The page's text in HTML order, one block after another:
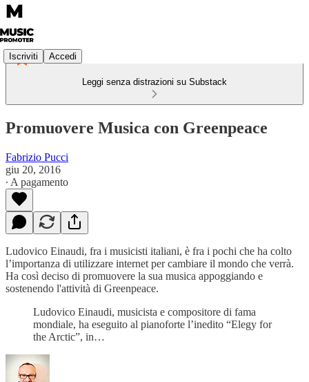
Iscriviti Accedi
Leggi senza distrazioni su Substack
Promuovere Musica con Greenpeace
Fabrizio Pucci
giu 20, 2016
∙ A pagamento
Ludovico Einaudi, fra i musicisti italiani, è fra i pochi che ha colto
l’importanza di utilizzare internet per cambiare il mondo che verrà.
Ha così deciso di promuovere la sua musica appoggiando e
sostenendo l'attività di Greenpeace.
Ludovico Einaudi, musicista e compositore di fama
mondiale, ha eseguito al pianoforte l’inedito “Elegy for
the Arctic”, in…